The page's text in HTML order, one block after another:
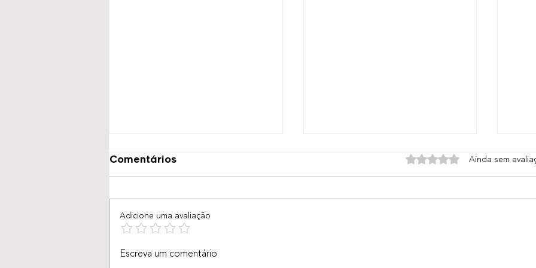
Estratégias Eficazes de
Comentários Avaliado com 0 de 5
Ainda sem
Adicione uma avaliação
Escreva um comentário